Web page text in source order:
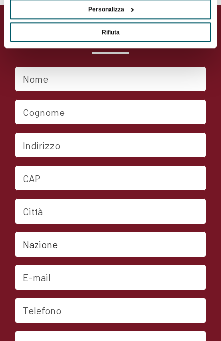
Personalizza
Rifiuta
Contatta il socio
Nome
Cognome
Indirizzo
CAP
Città
Nazione
E-mail
Telefono
Richiesta